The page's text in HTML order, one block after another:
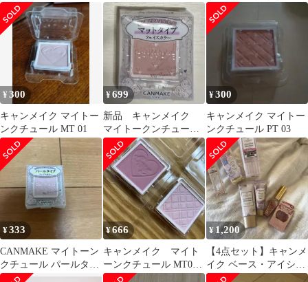
チパレット チーク
ハイライト
イトーンクチュール4
色 ブラシなし
¥300
キャンメイク マイトー
ンクチュール MT 01
¥699
新品 キャンメイク
マイトークンチュール
MT 01
¥300
キャンメイク マイトー
ンクチュール PT 03
¥333
CANMAKE マイトーン
クチュール パールタイ
プ フェイスカラー
¥666
キャンメイク マイト
ーンクチュール MT03
PT01 セット
¥ 1,200
【4点セット】キャンメ
イク ベース・アイシャ
ドウ・リップ＆チー